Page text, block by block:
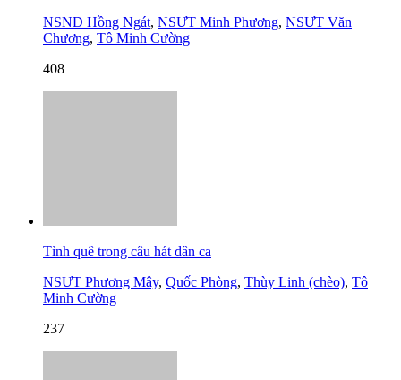
NSND Hồng Ngát, NSƯT Minh Phương, NSƯT Văn
Chương, Tô Minh Cường
408
Tình quê trong câu hát dân ca
NSƯT Phương Mây, Quốc Phòng, Thùy Linh (chèo), Tô
Minh Cường
237